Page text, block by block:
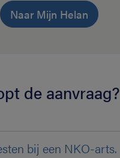
Naar Mijn Helan
de aanvraag?
bij een NKO-arts.